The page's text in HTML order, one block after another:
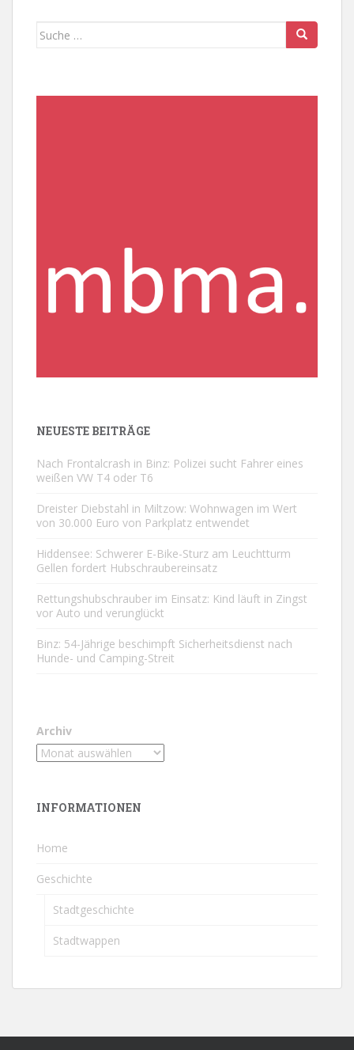
Suche
NEUESTE BEITRÄGE
Nach Frontalcrash in Binz: Polizei sucht Fahrer eines
weißen VW T4 oder T6
Dreister Diebstahl in Miltzow: Wohnwagen im Wert
von 30.000 Euro von Parkplatz entwendet
Hiddensee: Schwerer E-Bike-Sturz am Leuchtturm
Gellen fordert Hubschraubereinsatz
Rettungshubschrauber im Einsatz: Kind läuft in Zingst
vor Auto und verunglückt
Binz: 54-Jährige beschimpft Sicherheitsdienst nach
Hunde- und Camping-Streit
Archiv
INFORMATIONEN
Home
Geschichte
Stadtgeschichte
Stadtwappen